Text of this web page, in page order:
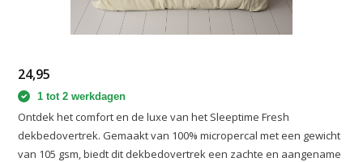
24,95
1 tot 2 werkdagen
Ontdek het comfort en de luxe van het Sleeptime Fresh
dekbedovertrek. Gemaakt van 100% micropercal met een gewicht
van 105 gsm, biedt dit dekbedovertrek een zachte en aangename